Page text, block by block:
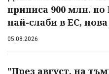
приписа 900 млн.
най-слаби в ЕС,
05.08.2026
"През август, на